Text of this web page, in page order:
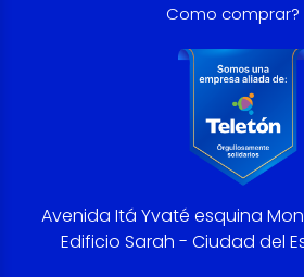
Como comprar?
Avenida Itá Yvaté esquina
Edificio Sarah - Ciudad del